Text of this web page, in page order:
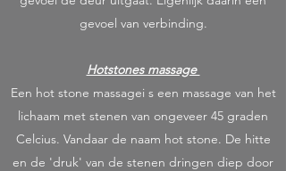
gevoel van verbinding.
Hotstones massage
Een hot stone massagei s een massage van het
lichaam met stenen van ongeveer 45 graden
Celcius. Vandaar de naam hot stone. De hitte
en de 'druk' van de stenen dringen diep door